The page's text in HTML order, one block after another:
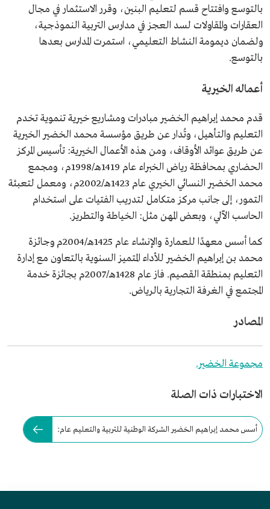
بالتوسع وافتتاح قسم لتعليم البنين، وقرر الاستثمار في مجال
العقارات والمقاولات لسد العجز في مدارس التربية النموذجية،
ولضمان ديمومة النشاط التعليمي، استمرت المدارس بعدها
بالتوسع.
أعماله الخيرية
قدم محمد إبراهيم الخضير مبادرات ومشاريع خيرية تنموية تخدم
التعليم والتأهيل، وتُدار عن طريق مؤسسة محمد الخضير الخيرية
عن طريق عوائد الأوقاف، ومن هذه الأعمال الخيرية: تأسيس المركز
الحضاري بمحافظة رياض الخبراء عام 1419هـ/1998م، ومجمع
محمد الخضير النسائي الخيري عام 1423هـ/2002م، ومعمل لتعبئة
التمور، إلى جانب مركز متكامل لتدريب الفتيات على استخدام
الحاسب الآلي، وبعض المهن مثل: الخياطة والتطريز.
كما أسس معهدًا للعمارة والإنشاء عام 1425هـ/2004م وجائزة
محمد بن إبراهيم الخضير للأداء المتميز السنوية بالتعاون مع إدارة
التعليم بمنطقة القصيم. فاز عام 1428هـ/2007م بجائزة خدمة
المجتمع في الغرفة التجارية بالرياض.
المصادر
مجموعة الخضير.
الاختبارات ذات الصلة
أسس محمد إبراهيم الخضير الشركة الوطنية للتربية والتعليم عام: